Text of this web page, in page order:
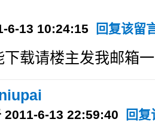
6-13 10:24:15 回复该留
下载请楼主发我邮箱
2011-6-13 22:59:40 回